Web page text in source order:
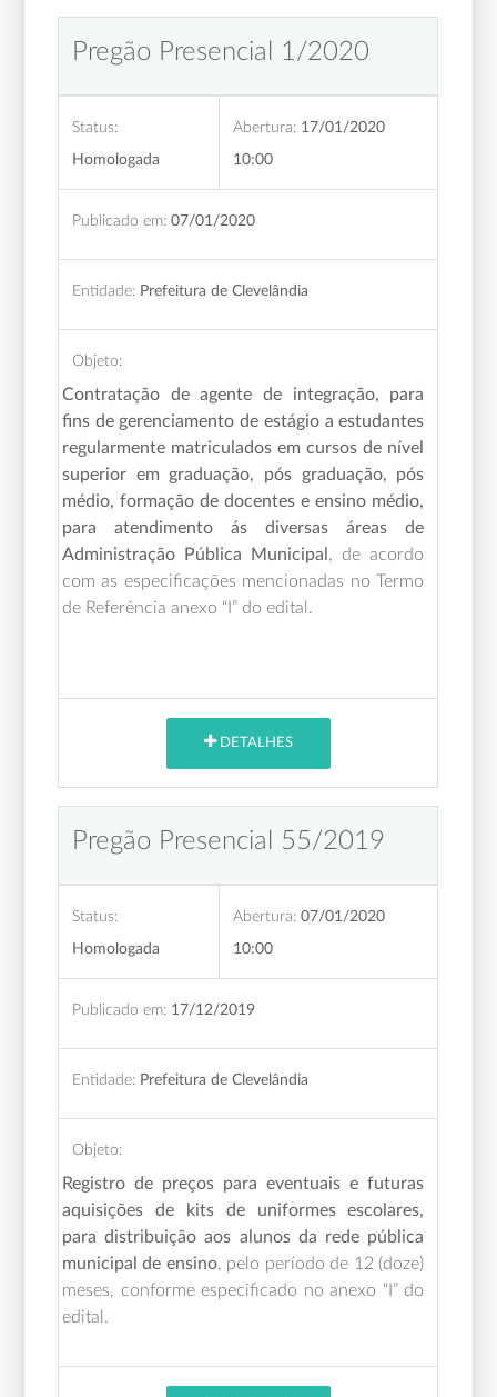
Pregão Presencial 1/2020
Status:
Homologada
Abertura: 17/01/2020
10:00
Publicado em: 07/01/2020
Entidade: Prefeitura de Clevelândia
Objeto:
Contratação de agente de integração, para
fins de gerenciamento de estágio a estudantes
regularmente matriculados em cursos de nível
superior em graduação, pós graduação, pós
médio, formação de docentes e ensino médio,
para atendimento ás diversas áreas de
Administração Pública Municipal , de acordo
com as especificações mencionadas no Termo
de Referência anexo “I” do edital.
DETALHES
Pregão Presencial 55/2019
Status:
Homologada
Abertura: 07/01/2020
10:00
Publicado em: 17/12/2019
Entidade: Prefeitura de Clevelândia
Objeto:
Registro de preços para eventuais e futuras
aquisições de kits de uniformes escolares,
para distribuição aos alunos da rede pública
municipal de ensino, pelo período de 12 (doze)
meses, conforme especificado no anexo “I” do
edital .